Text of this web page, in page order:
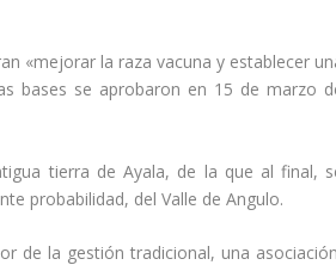
«mejorar la raza vacuna y establecer
bases se aprobaron en 15 de marzo
tierra de Ayala, de la que al final,
probabilidad, del Valle de Angulo.
de la gestión tradicional, una